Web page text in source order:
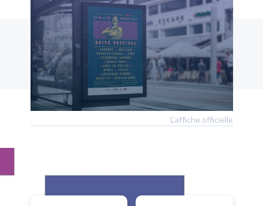
L’affiche officielle